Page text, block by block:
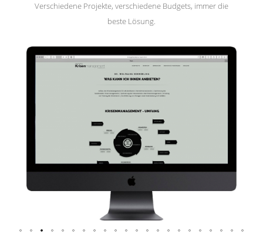
Verschiedene Projekte, verschiedene Budgets, immer die
beste Lösung.